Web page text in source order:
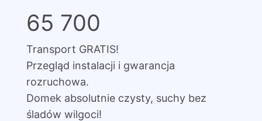
65 700
Transport GRATIS!
Przegląd instalacji i gwarancja
rozruchowa.
Domek absolutnie czysty, suchy bez
śladów wilgoci!